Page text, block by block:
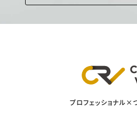
プロフェッショナル×